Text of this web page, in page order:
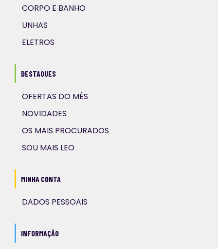
CORPO E BANHO
UNHAS
ELETROS
DESTAQUES
OFERTAS DO MÊS
NOVIDADES
OS MAIS PROCURADOS
SOU MAIS LEO
MINHA CONTA
DADOS PESSOAIS
INFORMAÇÃO